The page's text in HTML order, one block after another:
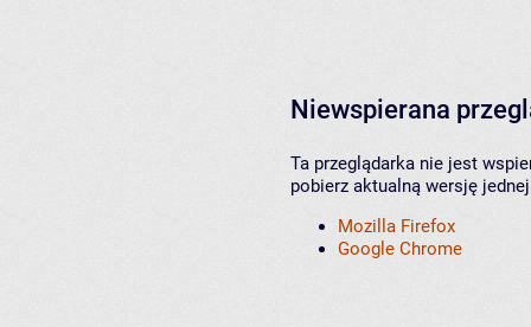
Niewspierana
Ta przeglądarka nie jest
pobierz aktualną wersję
Mozilla Firefox
Google Chrome